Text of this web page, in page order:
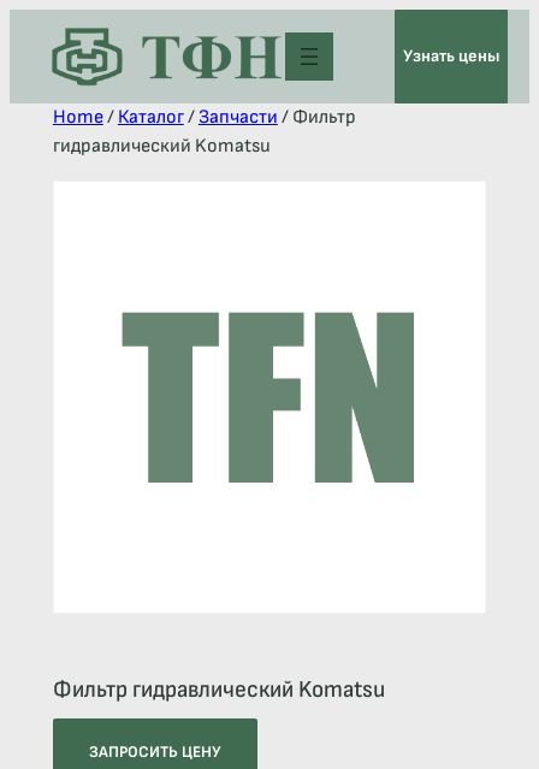
Узнать цены
Home/ Каталог/ Запчасти / Фильтр
гидравлический Komatsu
Фильтр гидравлический Komatsu
ЗАПРОСИТЬ ЦЕНУ